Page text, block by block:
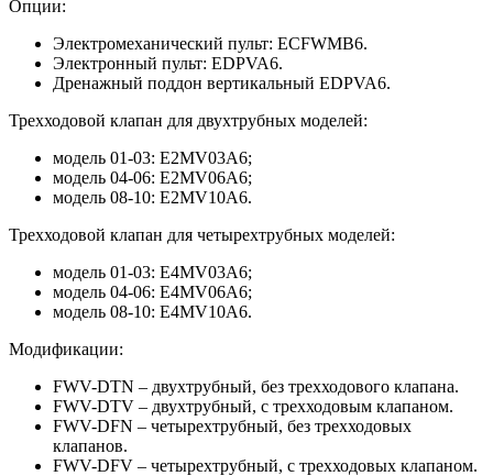
Опции:
Электромеханический пульт: ECFWMB6.
Электронный пульт: EDPVA6.
Дренажный поддон вертикальный EDPVA6.
Трехходовой клапан для двухтрубных моделей:
модель 01-03: E2MV03A6;
модель 04-06: E2MV06A6;
модель 08-10: E2MV10A6.
Трехходовой клапан для четырехтрубных моделей:
модель 01-03: E4MV03A6;
модель 04-06: E4MV06A6;
модель 08-10: E4MV10A6.
Модификации:
FWV-DTN – двухтрубный, без трехходового клапана.
FWV-DTV – двухтрубный, с трехходовым клапаном.
FWV-DFN – четырехтрубный, без трехходовых
клапанов.
FWV-DFV – четырехтрубный, c трехходовых клапаном.